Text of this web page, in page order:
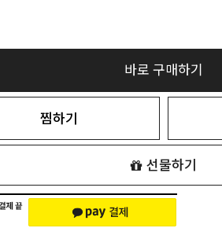
바로 구매하기
찜하기
선물하기